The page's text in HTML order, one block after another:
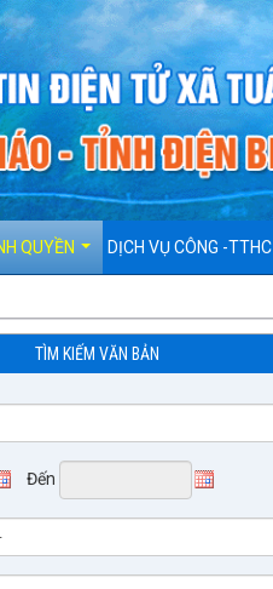
QUYỀN DỊCH VỤ CÔNG -TTHC
TÌM KIẾM VĂN BẢN
Đến